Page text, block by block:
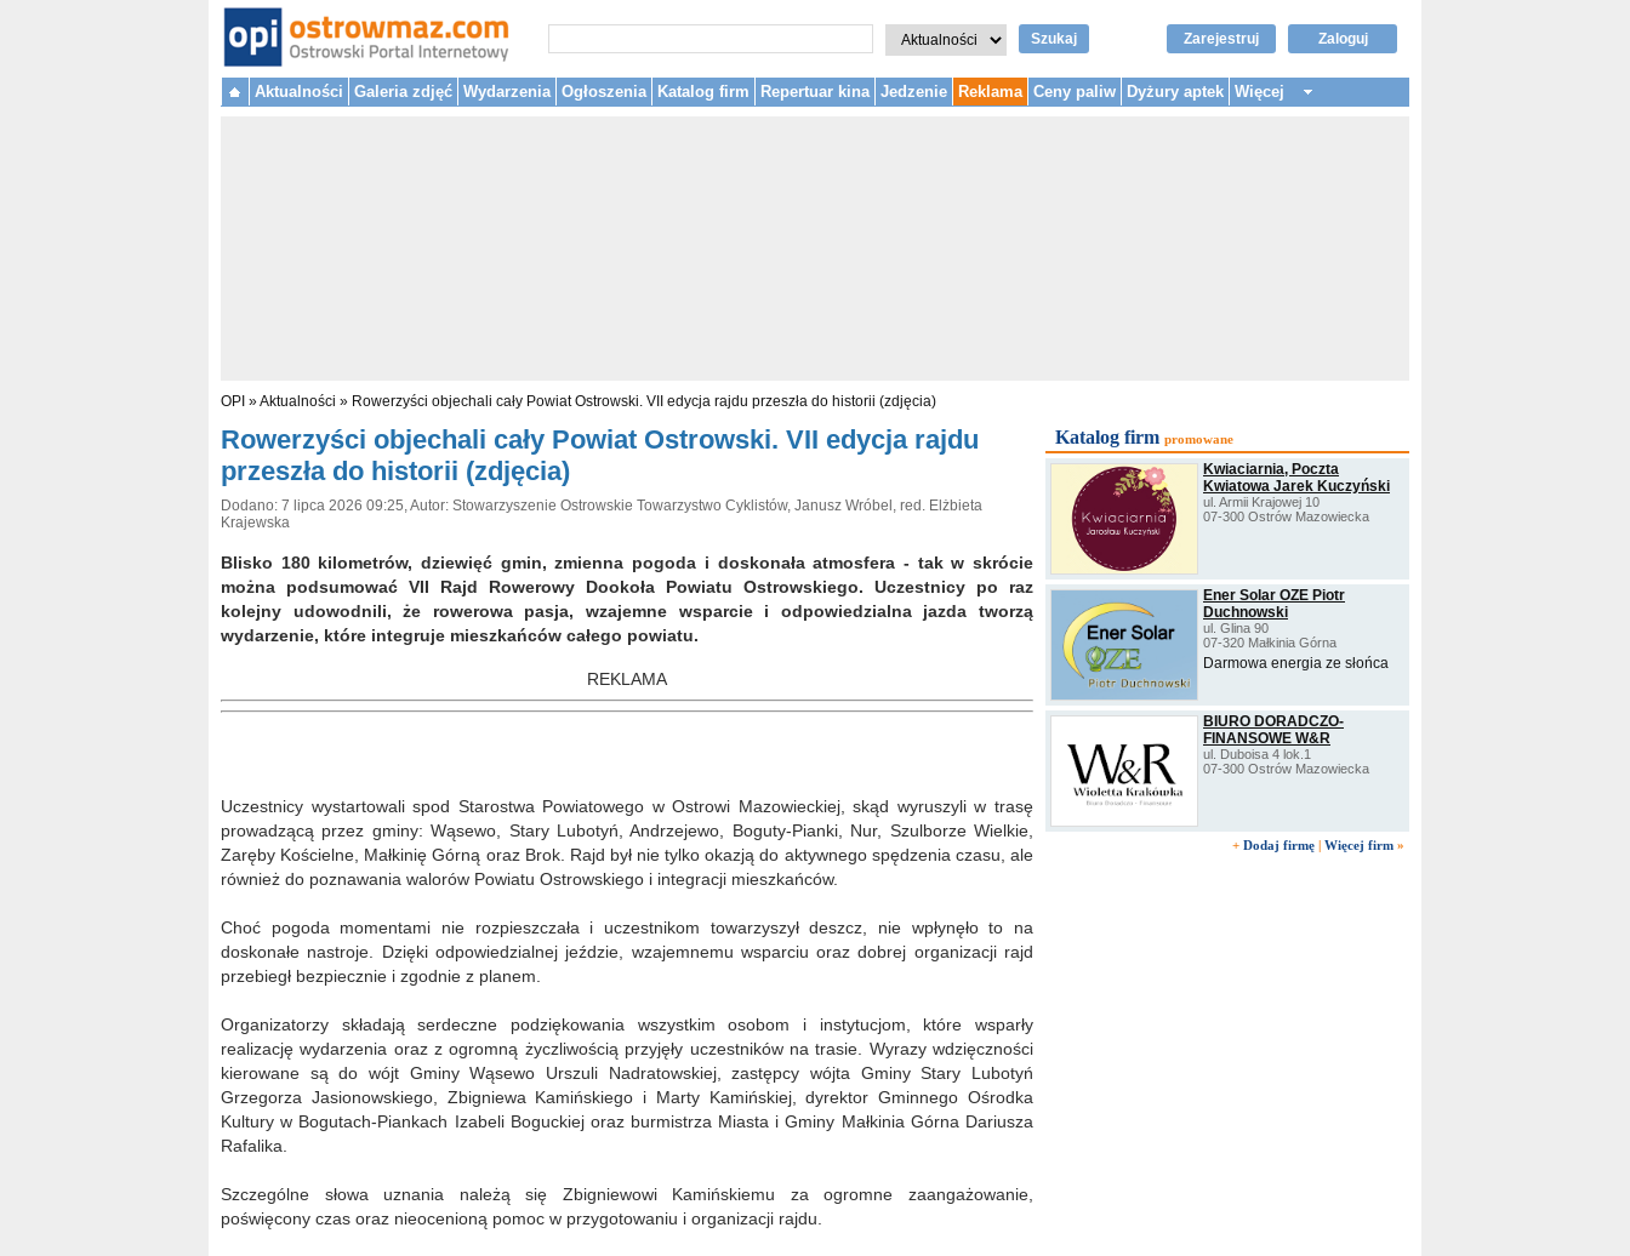
Szukaj Zaloguj
Zarejestruj
Aktualności Galeria zdjęć Wydarzenia Ogłoszenia Katalog firm Repertuar kina Jedzenie Reklama Ceny paliw Dyżury aptek Więcej
OPI »Aktualności » Rowerzyści objechali cały Powiat Ostrowski. VII edycja rajdu przeszła do historii (zdjęcia)
Rowerzyści objechali cały Powiat Ostrowski. VII edycja rajdu
przeszła do historii (zdjęcia)
Dodano: 7 lipca 2026 09:25, Autor: Stowarzyszenie Ostrowskie Towarzystwo Cyklistów, Janusz Wróbel, red. Elżbieta
Krajewska
Blisko 180 kilometrów, dziewięć gmin, zmienna pogoda i doskonała atmosfera - tak w skrócie
można podsumować VII Rajd Rowerowy Dookoła Powiatu Ostrowskiego. Uczestnicy po raz
kolejny udowodnili, że rowerowa pasja, wzajemne wsparcie i odpowiedzialna jazda tworzą
wydarzenie, które integruje mieszkańców całego powiatu.
REKLAMA
Uczestnicy wystartowali spod Starostwa Powiatowego w Ostrowi Mazowieckiej, skąd wyruszyli w trasę
prowadzącą przez gminy: Wąsewo, Stary Lubotyń, Andrzejewo, Boguty-Pianki, Nur, Szulborze Wielkie,
Zaręby Kościelne, Małkinię Górną oraz Brok. Rajd był nie tylko okazją do aktywnego spędzenia czasu, ale
również do poznawania walorów Powiatu Ostrowskiego i integracji mieszkańców.
Choć pogoda momentami nie rozpieszczała i uczestnikom towarzyszył deszcz, nie wpłynęło to na
doskonałe nastroje. Dzięki odpowiedzialnej jeździe, wzajemnemu wsparciu oraz dobrej organizacji rajd
przebiegł bezpiecznie i zgodnie z planem.
Organizatorzy składają serdeczne podziękowania wszystkim osobom i instytucjom, które wsparły
realizację wydarzenia oraz z ogromną życzliwością przyjęły uczestników na trasie. Wyrazy wdzięczności
kierowane są do wójt Gminy Wąsewo Urszuli Nadratowskiej, zastępcy wójta Gminy Stary Lubotyń
Grzegorza Jasionowskiego, Zbigniewa Kamińskiego i Marty Kamińskiej, dyrektor Gminnego Ośrodka
Kultury w Bogutach-Piankach Izabeli Boguckiej oraz burmistrza Miasta i Gminy Małkinia Górna Dariusza
Rafalika.
Szczególne słowa uznania należą się Zbigniewowi Kamińskiemu za ogromne zaangażowanie,
poświęcony czas oraz nieocenioną pomoc w przygotowaniu i organizacji rajdu.
Katalog firm promowane
Kwiaciarnia, Poczta
Kwiatowa Jarek Kuczyński
ul. Armii Krajowej 10
07-300 Ostrów Mazowiecka
Ener Solar OZE Piotr
Duchnowski
ul. Glina 90
07-320 Małkinia Górna
Darmowa energia ze słońca
BIURO DORADCZO-
FINANSOWE W&R
ul. Duboisa 4 lok.1
07-300 Ostrów Mazowiecka
+ Dodaj firmę | Więcej firm »